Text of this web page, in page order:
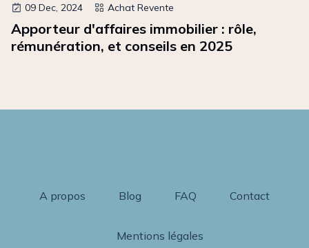
09 Dec, 2024 Achat Revente
Apporteur d'affaires immobilier : rôle,
rémunération, et conseils en 2025
A propos Blog FAQ Contact
Mentions légales